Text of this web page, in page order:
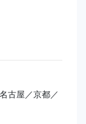
古屋／京都／